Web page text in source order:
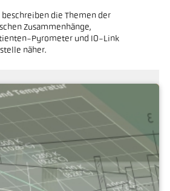
die Themen der
Zusammenhänge,
Pyrometer und IO-Link
näher.